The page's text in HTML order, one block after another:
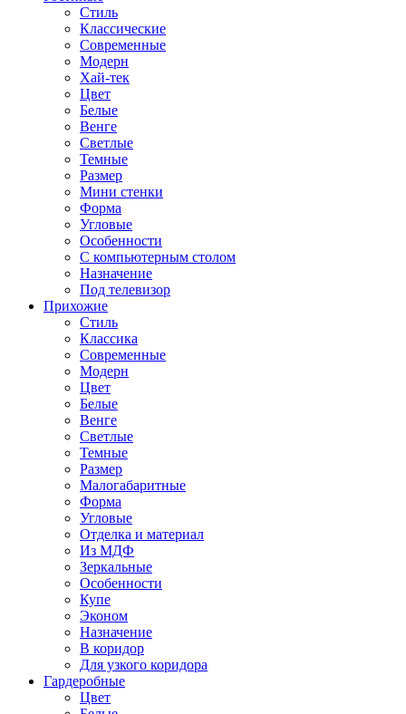
Стиль
Классические
Современные
Модерн
Хай-тек
Цвет
Белые
Венге
Светлые
Темные
Размер
Мини стенки
Форма
Угловые
Особенности
С компьютерным столом
Назначение
Под телевизор
Прихожие
Стиль
Классика
Современные
Модерн
Цвет
Белые
Венге
Светлые
Темные
Размер
Малогабаритные
Форма
Угловые
Отделка и материал
Из МДФ
Зеркальные
Особенности
Купе
Эконом
Назначение
В коридор
Для узкого коридора
Гардеробные
Цвет